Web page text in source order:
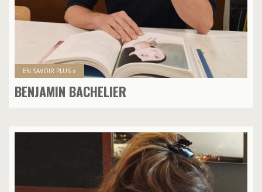
EN SAVOIR PLUS »
BENJAMIN BACHELIER